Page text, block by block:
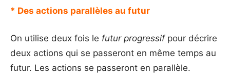
* Des actions parallèles au futur
On utilise deux fois le futur progressifpour décrire
deux actions qui se passeront en même temps au
futur. Les actions se passeront en parallèle.